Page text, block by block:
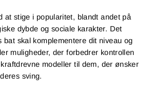
at stige i popularitet, blandt andet på
dybde og sociale karakter. Det
bat skal komplementere dit niveau og
muligheder, der forbedrer kontrollen
modeller til dem, der ønsker
sving.